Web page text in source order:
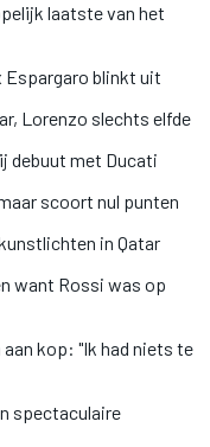
laatste van het
Espargaro blinkt uit
Lorenzo slechts elfde
debuut met Ducati
scoort nul punten
in Qatar
want Rossi was op
kop: "Ik had niets te
spectaculaire